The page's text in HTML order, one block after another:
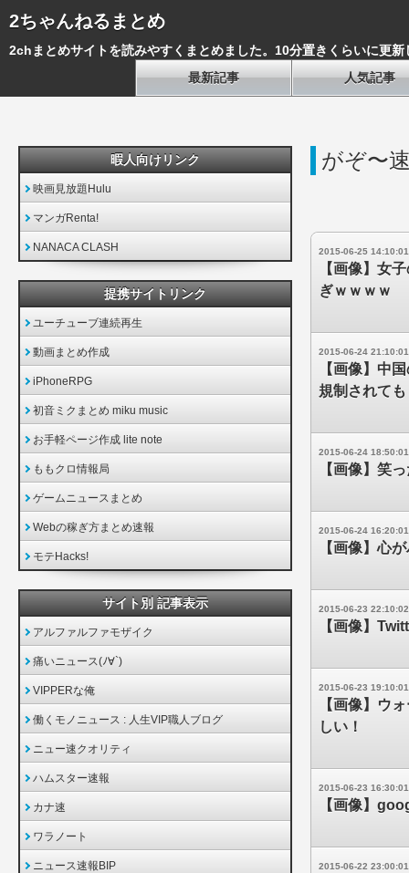
2ちゃんねるまとめ
2chまとめサイトを読みやすくまとめました。10分置きくらいに更新
最新記事
人気記事
がぞ〜
2015-06-25 14:10:01
【画像】女
ぎｗｗｗｗ
2015-06-24 21:10:01
【画像】中
規制されて
2015-06-24 18:50:01
【画像】笑
2015-06-24 16:20:01
【画像】心
2015-06-23 22:10:02
【画像】
2015-06-23 19:10:01
【画像】ウ
しい！
2015-06-23 16:30:01
【画像】
2015-06-22 23:00:01
暇人向けリンク
映画見放題Hulu
マンガRenta!
NANACA CLASH
提携サイトリンク
ユーチューブ連続再生
動画まとめ作成
iPhoneRPG
初音ミクまとめ miku music
お手軽ページ作成 lite note
ももクロ情報局
ゲームニュースまとめ
Webの稼ぎ方まとめ速報
モテHacks!
サイト別 記事表示
アルファルファモザイク
痛いニュース(ﾉ∀`)
VIPPERな俺
働くモノニュース : 人生VIP職人ブログ
ニュー速クオリティ
ハムスター速報
カナ速
ワラノート
ニュース速報BIP